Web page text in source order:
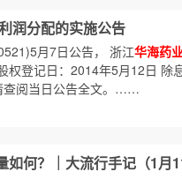
润分配的实施公告
月7日公告， 浙江华海药
权登记日：2014年5月12日 除
查阅当日公告全文。……
何？｜大流行手记（1月